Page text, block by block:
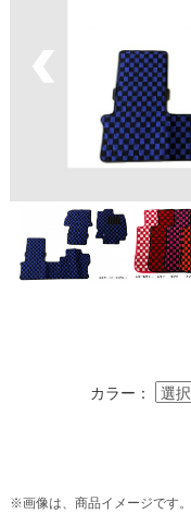
カラー：
※画像は、商品イメージです